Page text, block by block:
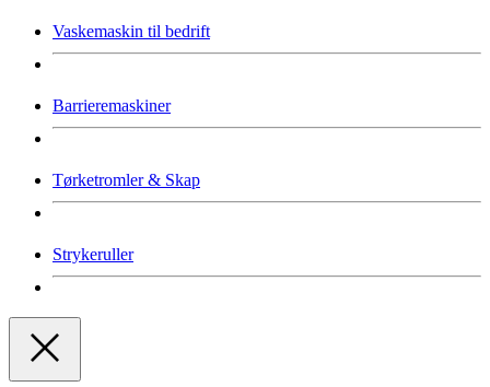
Vaskemaskin til bedrift
Barrieremaskiner
Tørketromler & Skap
Strykeruller